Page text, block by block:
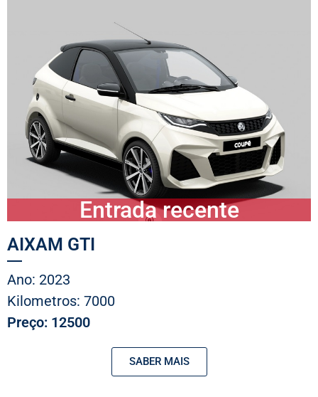
Entrada recente
AIXAM GTI
Ano: 2023
Kilometros: 7000
Preço: 12500
SABER MAIS